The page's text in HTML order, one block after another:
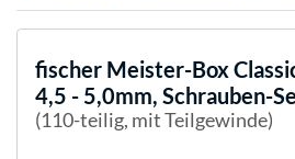
fischer Meister-Box
4,5 - 5,0mm, Schrauben-
(110-teilig, mit Teilgewinde)